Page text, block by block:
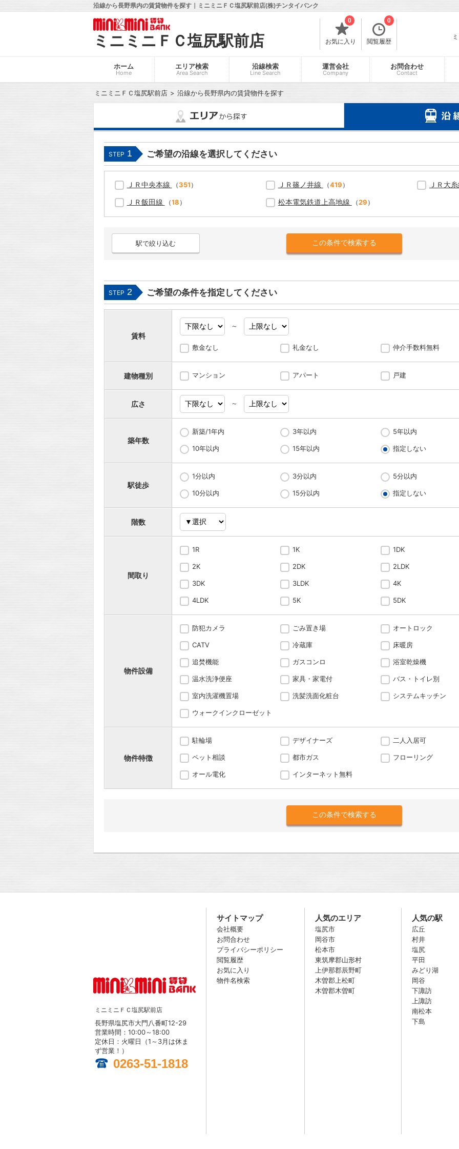
沿線から長野県内の賃貸物件を探す｜ミニミニＦＣ塩尻駅前店(株)チンタイバンク
ミニミニＦＣ塩尻駅前店 お気に入り
0
閲覧履歴
0
ホーム
Home
エリア検索
Area Search
沿線検索
Line Search
運営会社
Company
お問合わせ
Contact
ミニミニＦＣ塩尻駅前店 沿線から長野県内の賃貸物件を探す
STEP 1 ご希望の沿線を選択してください
ＪＲ中央本線 （351） ＪＲ篠ノ井線 （419）
ＪＲ大
ＪＲ飯田線
（18） 松本電気鉄道上高地線 （29）
駅で絞り込む
STEP 2 ご希望の条件を指定してください
賃料
～
敷金なし 礼金なし 仲介手数料無料
建物種別 マンション アパート 戸建
広さ ～
築年数
新築/1年内 3年以内 5年以内
10年以内 15年以内 指定しない
駅徒歩
1分以内 3分以内 5分以内
10分以内 15分以内 指定しない
階数
間取り
1R 1K 1DK
2K 2DK 2LDK
3DK 3LDK 4K
4LDK 5K 5DK
物件設備
防犯カメラ ごみ置き場 オートロック
CATV 冷蔵庫 床暖房
追焚機能 ガスコンロ 浴室乾燥機
温水洗浄便座 家具・家電付 バス・トイレ別
室内洗濯機置場 洗髪洗面化粧台 システムキッチン
ウォークインクローゼット
物件特徴
駐輪場 デザイナーズ 二人入居可
ペット相談 都市ガス フローリング
オール電化 インターネット無料
ミニミニＦＣ塩尻駅前店
長野県塩尻市大門八番町12-29
営業時間：10:00～18:00
定休日：火曜日（1～3月は休ま
ず営業！）
0263-51-1818
サイトマップ
会社概要
お問合わせ
プライバシーポリシー
閲覧履歴
お気に入り
物件名検索
人気のエリア
塩尻市
岡谷市
松本市
東筑摩郡山形村
上伊那郡辰野町
木曽郡上松町
木曽郡木曽町
人気の駅
広丘
村井
塩尻
平田
みどり湖
岡谷
下諏訪
上諏訪
南松本
下島